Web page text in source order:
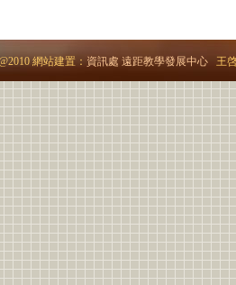
網站建置： 資訊處 遠距教學發展中心王